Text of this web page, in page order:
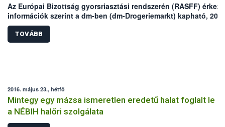
Az Európai Bizottság gyorsriasztási rendszerén (RASFF)
információk szerint a dm-ben (dm-Drogeriemarkt) kapható, 200
grammos kiszerelésű bio-diákcsemge „Ochratoxin A”
penészgomba toxinnal szennyezett.
TOVÁBB
2016. május 23., hétfő
Mintegy egy mázsa ismeretlen eredetű halat foglalt le
a NÉBIH halőri szolgálata